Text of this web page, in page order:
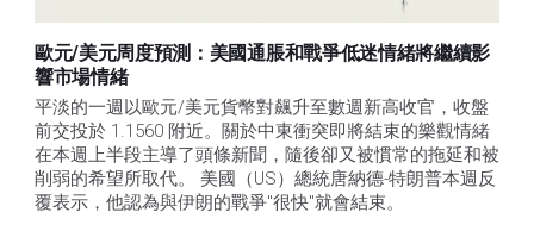
歐元/美元周度預測：美國通脹和戰爭低迷情緒將繼續影
響市場情緒
平淡的一週以歐元/美元貨幣對飆升至數週新高收官，收盤
前交投於 1.1560 附近。關於中東衝突即將結束的樂觀情緒
在本週上半段主導了頭條新聞，隨後卻又被慣常的拖延和被
削弱的希望所取代。 美國（US）總統唐納德-特朗普本週反
覆表示，他認為與伊朗的戰爭"很快"就會結束。